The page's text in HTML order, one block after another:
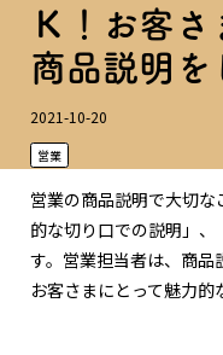
Ｋ！お客
商品説明を
2021-10-20
営業
営業の商品説明で大切
的な切り口での説明」
す。営業担当者は、商品
お客さまにとって魅力